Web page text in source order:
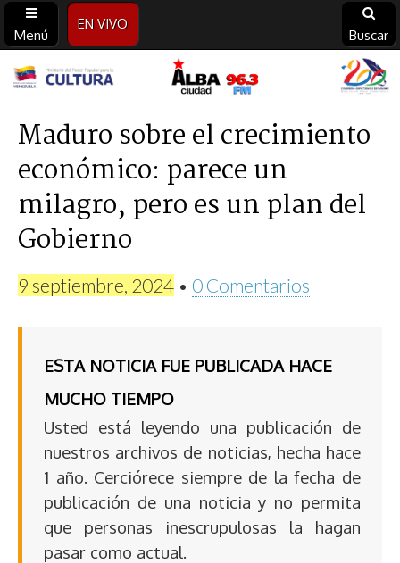
Menú
EN VIVO
Buscar
Alba
Ciudad
96.3
FM
Maduro sobre el crecimiento
económico: parece un
milagro, pero es un plan del
Gobierno
9 septiembre, 2024 • 0 Comentarios
ESTA NOTICIA FUE PUBLICADA HACE
MUCHO TIEMPO
Usted está leyendo una publicación de
nuestros archivos de noticias, hecha hace
1 año. Cerciórece siempre de la fecha de
publicación de una noticia y no permita
que personas inescrupulosas la hagan
pasar como actual.